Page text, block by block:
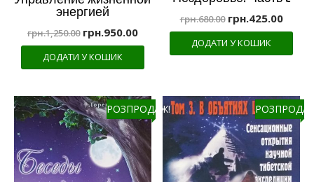
энергией
грн.1,250.00 грн.950.00
ДОДАТИ У КОШИК
грн.680.00 грн.425.00
ДОДАТИ У КОШИК
РОЗПРОДАЖ!